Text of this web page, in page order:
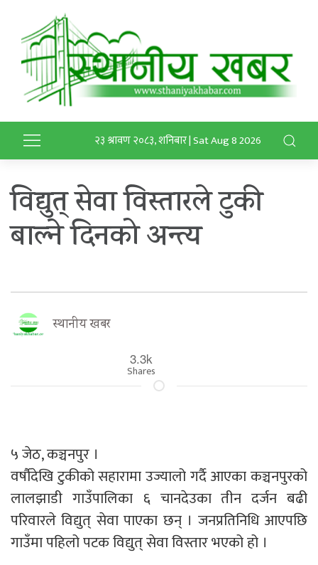
२३ श्रावण २०८३, शनिबार | Sat Aug 8 2026
विद्युत् सेवा विस्तारले टुकी
बाल्ने दिनको अन्त्य
स्थानीय खबर
3.3k
Shares
५ जेठ, कञ्चनपुर ।
वर्षौदेखि टुकीको सहारामा उज्यालो गर्दै आएका कञ्चनपुरको
लालझाडी गाउँपालिका ६ चानदेउका तीन दर्जन बढी
परिवारले विद्युत् सेवा पाएका छन् । जनप्रतिनिधि आएपछि
गाउँमा पहिलो पटक विद्युत् सेवा विस्तार भएको हो ।